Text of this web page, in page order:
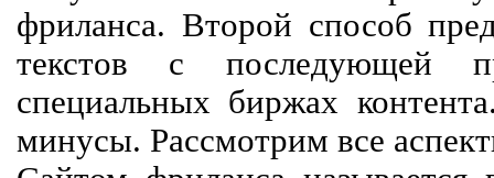
фриланса. Второй способ
текстов с последующей
специальных биржах
минусы. Рассмотрим все